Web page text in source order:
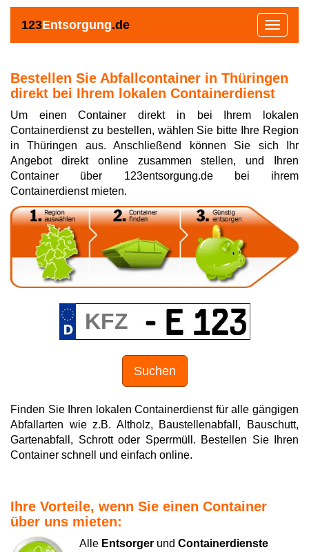
123Entsorgung.de
Toggle
Bestellen Sie Abfallcontainer in Thüringen
direkt bei Ihrem lokalen Containerdienst
Um einen Container direkt in bei Ihrem lokalen
Containerdienst zu bestellen, wählen Sie bitte Ihre Region
in Thüringen aus. Anschließend können Sie sich Ihr
Angebot direkt online zusammen stellen, und Ihren
Container über 123entsorgung.de bei ihrem
Containerdienst mieten.
Suchen
Finden Sie Ihren lokalen Containerdienst für alle gängigen
Abfallarten wie z.B. Altholz, Baustellenabfall, Bauschutt,
Gartenabfall, Schrott oder Sperrmüll. Bestellen Sie Ihren
Container schnell und einfach online.
Ihre Vorteile, wenn Sie einen Container
über uns mieten:
Alle Entsorger und Containerdienste